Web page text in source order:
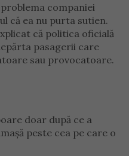
companiei
că ea nu purta sutien.
că politica oficială
pasagerii care
sau provocatoare.
doar după ce a
peste cea pe care o